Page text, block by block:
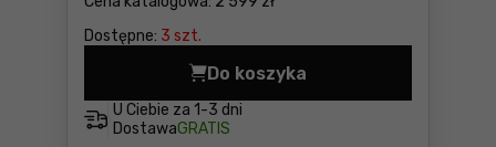
Dostępne: 3 szt.
U Ciebie za 1-3 dni
DostawaGRATIS
Do koszyka
Przecinarka do betonu